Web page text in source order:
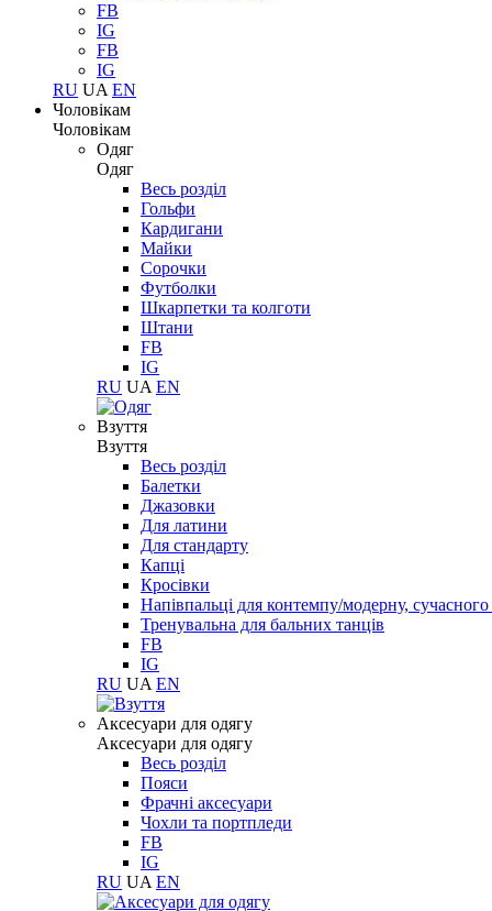
FB
IG
FB
IG
RU UA EN
Чоловікам
Чоловікам
Одяг
Одяг
Весь розділ
Гольфи
Кардигани
Майки
Сорочки
Футболки
Шкарпетки та колготи
Штани
FB
IG
RU UA EN
Взуття
Взуття
Весь розділ
Балетки
Джазовки
Для латини
Для стандарту
Капці
Кросівки
Напівпальці для контемпу/модерну,
Тренувальна для бальних танців
FB
IG
RU UA EN
Aксесуари для одягу
Aксесуари для одягу
Весь розділ
Пояси
Фрачні аксесуари
Чохли та портпледи
FB
IG
RU UA EN